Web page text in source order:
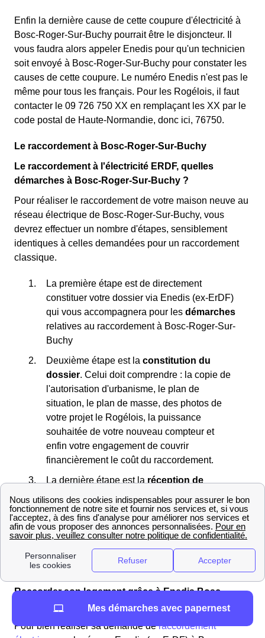
Enfin la dernière cause de cette coupure d'électricité à
Bosc-Roger-Sur-Buchy pourrait être le disjoncteur. Il
vous faudra alors appeler Enedis pour qu'un technicien
soit envoyé à Bosc-Roger-Sur-Buchy pour constater les
causes de cette coupure. Le numéro Enedis n'est pas le
même pour tous les français. Pour les Rogélois, il faut
contacter le 09 726 750 XX en remplaçant les XX par le
code postal de Haute-Normandie, donc ici, 76750.
Le raccordement à Bosc-Roger-Sur-Buchy
Le raccordement à l'électricité ERDF, quelles
démarches à Bosc-Roger-Sur-Buchy ?
Pour réaliser le raccordement de votre maison neuve au
réseau électrique de Bosc-Roger-Sur-Buchy, vous
devrez effectuer un nombre d'étapes, sensiblement
identiques à celles demandées pour un raccordement
classique.
La première étape est de directement
constituer votre dossier via Enedis (ex-ErDF)
qui vous accompagnera pour les démarches
relatives au raccordement à Bosc-Roger-Sur-
Buchy
Deuxième étape est la constitution du
dossier. Celui doit comprendre : la copie de
l'autorisation d'urbanisme, le plan de
situation, le plan de masse, des photos de
votre projet le Rogélois, la puissance
souhaitée de votre nouveau compteur et
enfin votre engagement de couvrir
financièrement le coût du raccordement.
La dernière étape est la réception de
propositionde raccordement de votre
nouveau logement au réseau électrique à
Bosc-Roger-Sur-Buchy Vous recevrez cette
proposition d'Enedis maximum 6 semaines
après l'envoi de votre dossier à Enedis Bosc-
Roger-Sur-Buchy.
Raccorder son logement grâce à Enedis Bosc-
Roger-Sur-Buchy
Pour bien réaliser sa demande deraccordement
Mes démarches avec papernest